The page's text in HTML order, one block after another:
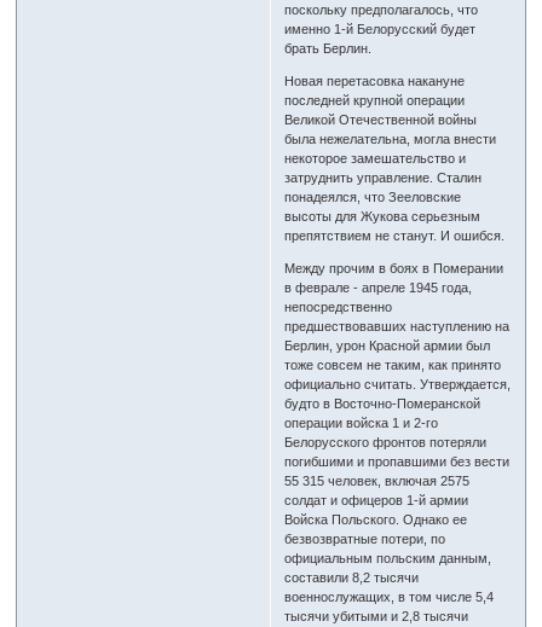
поскольку предполагалось, что
именно 1-й Белорусский будет
брать Берлин.
Новая перетасовка накануне
последней крупной операции
Великой Отечественной войны
была нежелательна, могла внести
некоторое замешательство и
затруднить управление. Сталин
понадеялся, что Зееловские
высоты для Жукова серьезным
препятствием не станут. И ошибся.
Между прочим в боях в Померании
в феврале - апреле 1945 года,
непосредственно
предшествовавших наступлению на
Берлин, урон Красной армии был
тоже совсем не таким, как принято
официально считать. Утверждается,
будто в Восточно-Померанской
операции войска 1 и 2-го
Белорусского фронтов потеряли
погибшими и пропавшими без вести
55 315 человек, включая 2575
солдат и офицеров 1-й армии
Войска Польского. Однако ее
безвозвратные потери, по
официальным польским данным,
составили 8,2 тысячи
военнослужащих, в том числе 5,4
тысячи убитыми и 2,8 тысячи